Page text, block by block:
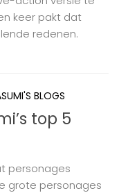
keer pakt dat
redenen.
BLOGS
top 5
personages
grote personages